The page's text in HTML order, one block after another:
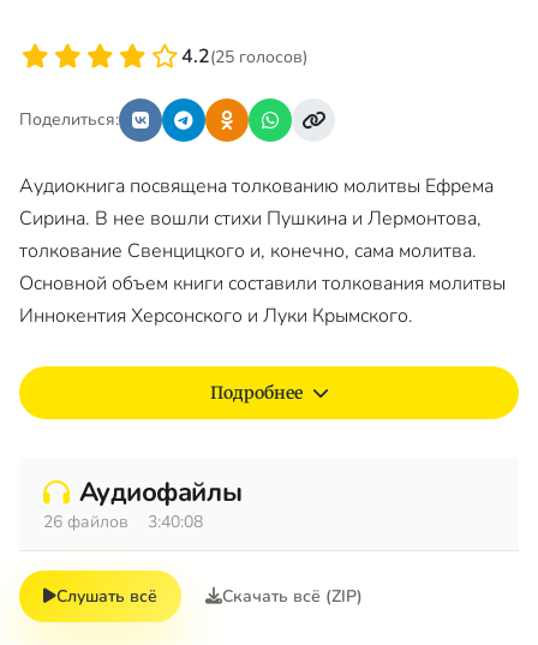
4.2(25 голосов)
Поделиться:
Аудиокнига посвящена толкованию молитвы Ефрема
Сирина. В нее вошли стихи Пушкина и Лермонтова,
толкование Свенцицкого и, конечно, сама молитва.
Основной объем книги составили толкования молитвы
Иннокентия Херсонского и Луки Крымского.
Подробнее
Аудиофайлы
26 файлов 3:40:08
Слушать всё Скачать всё (ZIP)